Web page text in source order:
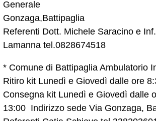
Generale
Gonzaga,Battipaglia
Referenti Dott. Michele Saracino e
Lamanna tel.0828674518
* Comune di Battipaglia Ambulatorio
Ritiro kit Lunedì e Giovedì dalle ore
Consegna kit Lunedì e Giovedì dalle
13:00 Indirizzo sede Via Gonzaga,